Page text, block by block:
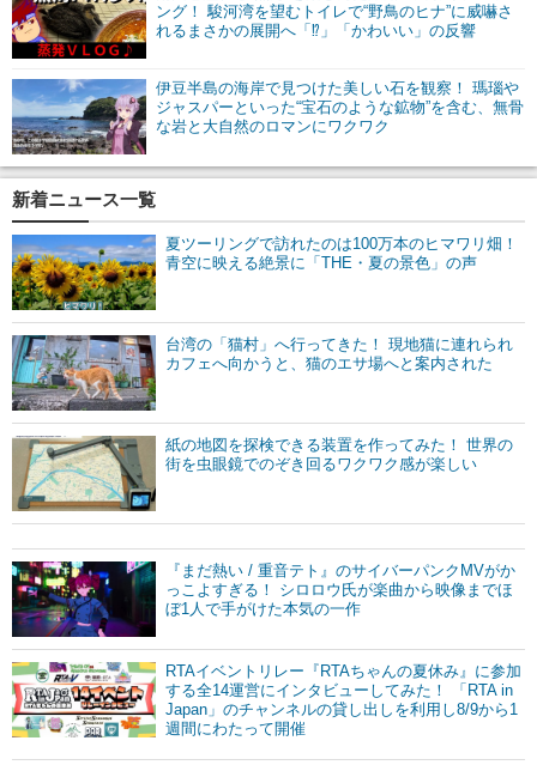
ング！ 駿河湾を望むトイレで“野鳥のヒナ”に威嚇さ
れるまさかの展開へ「⁉」「かわいい」の反響
伊豆半島の海岸で見つけた美しい石を観察！ 瑪瑙や
ジャスパーといった“宝石のような鉱物”を含む、無骨
な岩と大自然のロマンにワクワク
新着ニュース一覧
夏ツーリングで訪れたのは100万本のヒマワリ畑！
青空に映える絶景に「THE・夏の景色」の声
台湾の「猫村」へ行ってきた！ 現地猫に連れられ
カフェへ向かうと、猫のエサ場へと案内された
紙の地図を探検できる装置を作ってみた！ 世界の
街を虫眼鏡でのぞき回るワクワク感が楽しい
『まだ熱い / 重音テト』のサイバーパンクMVがか
っこよすぎる！ シロロウ氏が楽曲から映像までほ
ぼ1人で手がけた本気の一作
RTAイベントリレー『RTAちゃんの夏休み』に参加
する全14運営にインタビューしてみた！ 「RTA in
Japan」のチャンネルの貸し出しを利用し8/9から1
週間にわたって開催